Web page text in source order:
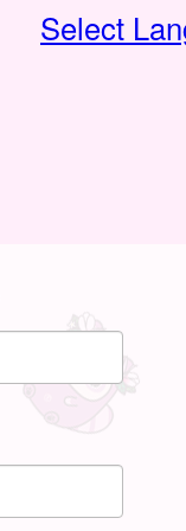
Select